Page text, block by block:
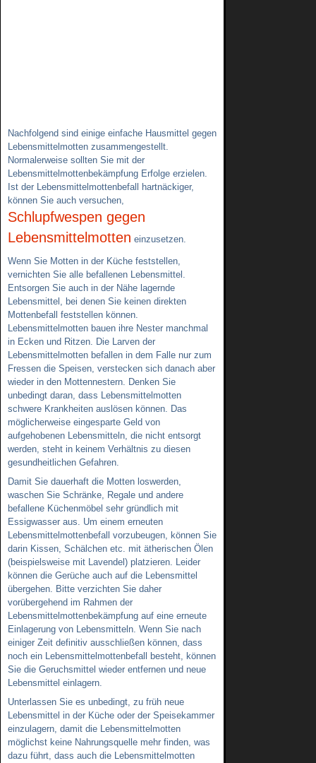
Nachfolgend sind einige einfache Hausmittel gegen
Lebensmittelmotten zusammengestellt.
Normalerweise sollten Sie mit der
Lebensmittelmottenbekämpfung Erfolge erzielen.
Ist der Lebensmittelmottenbefall hartnäckiger,
können Sie auch versuchen,
Schlupfwespen gegen
Lebensmittelmotten einzusetzen.
Wenn Sie Motten in der Küche feststellen,
vernichten Sie alle befallenen Lebensmittel.
Entsorgen Sie auch in der Nähe lagernde
Lebensmittel, bei denen Sie keinen direkten
Mottenbefall feststellen können.
Lebensmittelmotten bauen ihre Nester manchmal
in Ecken und Ritzen. Die Larven der
Lebensmittelmotten befallen in dem Falle nur zum
Fressen die Speisen, verstecken sich danach aber
wieder in den Mottennestern. Denken Sie
unbedingt daran, dass Lebensmittelmotten
schwere Krankheiten auslösen können. Das
möglicherweise eingesparte Geld von
aufgehobenen Lebensmitteln, die nicht entsorgt
werden, steht in keinem Verhältnis zu diesen
gesundheitlichen Gefahren.
Damit Sie dauerhaft die Motten loswerden,
waschen Sie Schränke, Regale und andere
befallene Küchenmöbel sehr gründlich mit
Essigwasser aus. Um einem erneuten
Lebensmittelmottenbefall vorzubeugen, können Sie
darin Kissen, Schälchen etc. mit ätherischen Ölen
(beispielsweise mit Lavendel) platzieren. Leider
können die Gerüche auch auf die Lebensmittel
übergehen. Bitte verzichten Sie daher
vorübergehend im Rahmen der
Lebensmittelmottenbekämpfung auf eine erneute
Einlagerung von Lebensmitteln. Wenn Sie nach
einiger Zeit definitiv ausschließen können, dass
noch ein Lebensmittelmottenbefall besteht, können
Sie die Geruchsmittel wieder entfernen und neue
Lebensmittel einlagern.
Unterlassen Sie es unbedingt, zu früh neue
Lebensmittel in der Küche oder der Speisekammer
einzulagern, damit die Lebensmittelmotten
möglichst keine Nahrungsquelle mehr finden, was
dazu führt, dass auch die Lebensmittelmotten